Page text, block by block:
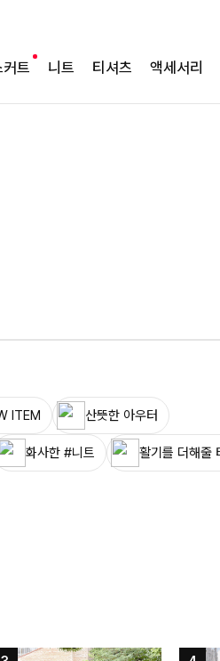
트 니트 티셔츠 액세서리
특별
하객
ITEM 산뜻한 아우터
화사한 #니트 활기를 더해줄